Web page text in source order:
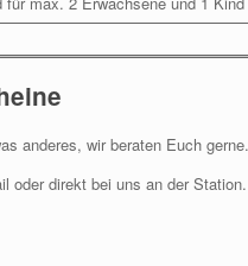
anderes, wir beraten Euch gerne.
oder direkt bei uns an der Station.